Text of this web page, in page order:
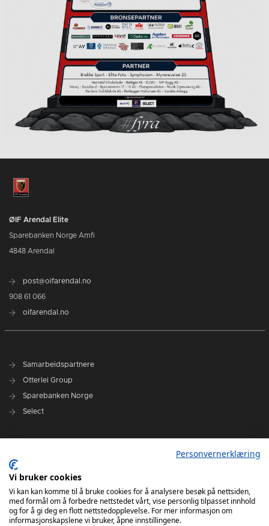
ØIF Arendal Elite
Sparebanken Norge Amfi
4848 Arendal
post@oifarendal.no
908 61 066
oifarendal.no
Samarbeidspartnere
Otterlei Group
Sparebanken Norge
Select
Spillerstall
Administrasjon
Styret
Personvernerklæring
Vi bruker cookies
Vi kan kan komme til å bruke cookies for å analysere besøk på nettsiden,
med formål om å forbedre nettstedet vårt, vise personlig tilpasset innhold
og for å gi deg en flott nettstedopplevelse. For mer informasjon om
informasjonskapslene vi bruker, åpne innstillingene.